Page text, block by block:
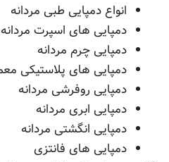
انواع دمپایی طبی مردانه
دمپایی های اسپرت مردانه
دمپایی چرم مردانه
دمپایی های پلاستیکی
دمپایی روفرشی مردانه
دمپایی ابری مردانه
دمپایی انگشتی مردانه
دمپایی های فانتزی